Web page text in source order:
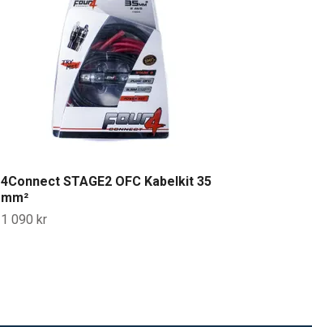
4Connect STAGE2 OFC Kabelkit 35
mm²
1 090 kr